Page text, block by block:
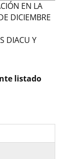
EN LA
DICIEMBRE
DIACU Y
listado